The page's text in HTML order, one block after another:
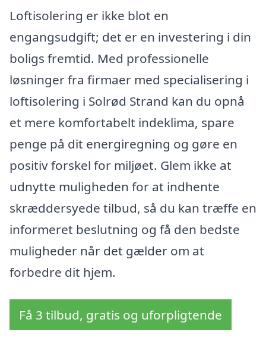
Loftisolering er ikke blot en
engangsudgift; det er en investering i din
boligs fremtid. Med professionelle
løsninger fra firmaer med specialisering i
loftisolering i Solrød Strand kan du opnå
et mere komfortabelt indeklima, spare
penge på dit energiregning og gøre en
positiv forskel for miljøet. Glem ikke at
udnytte muligheden for at indhente
skræddersyede tilbud, så du kan træffe en
informeret beslutning og få den bedste
muligheder når det gælder om at
forbedre dit hjem.
Få 3 tilbud, gratis og uforpligtende